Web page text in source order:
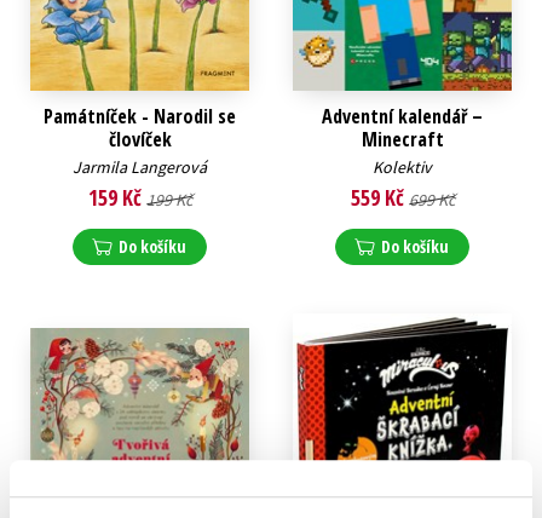
Památníček - Narodil se
človíček
Jarmila Langerová
159 Kč 199 Kč
Do košíku
Adventní kalendář –
Minecraft
Kolektiv
559 Kč 699 Kč
Do košíku